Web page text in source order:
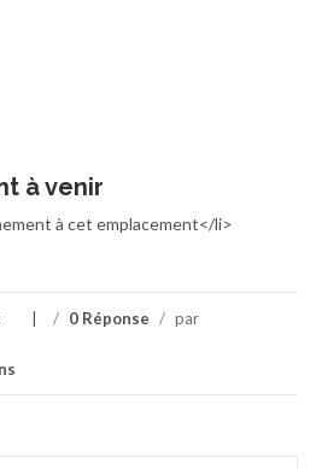
à venir
à cet emplacement</li>
/ 0 Réponse / par